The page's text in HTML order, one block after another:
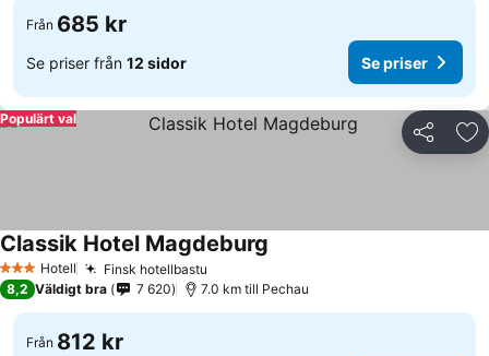
Från 685 kr
Se priser från 12 sidor Se priser
Dela
Populärt val
3 StjärnorHotell Finsk hotellbastu
Classik Hotel Magdeburg
8,2 Väldigt bra 7 620 7.0 km till Pechau
Från 812 kr